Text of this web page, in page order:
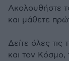
Ακολουθήστε
και μάθετε
Δείτε όλες τις
και τον Κόσμο,